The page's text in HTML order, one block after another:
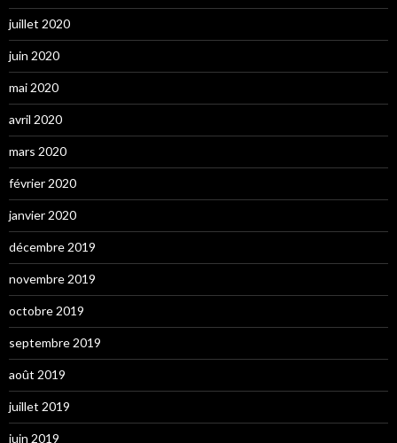
juillet 2020
juin 2020
mai 2020
avril 2020
mars 2020
février 2020
janvier 2020
décembre 2019
novembre 2019
octobre 2019
septembre 2019
août 2019
juillet 2019
juin 2019